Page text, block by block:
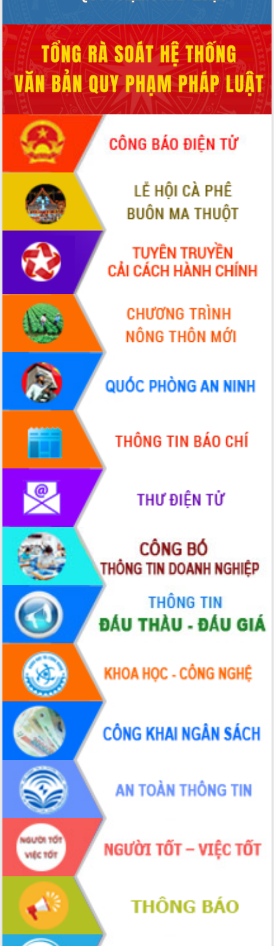
sản sống” trong dòng chảy toàn cầu
Xây dựng nông thôn mới: Nâng cao đời
sống người dân từ những mô hình thiết
thực
Quyết liệt tháo gỡ vướng mắc, đẩy
nhanh tiến độ các dự án trọng điểm
trong Khu kinh tế Nam Phú Yên
Hòn Yến phát triển du lịch gắn với bảo
tồn biển
Lấy ý kiến điều chỉnh Quy hoạch tỉnh
Đắk Lắk thời kỳ 2021-2030, tầm nhìn
Phát động chiến dịch 30 ngày đêm
giải phóng mặt bằng Tuyến đường bộ
ven biển
Đắk Lắk nỗ lực thúc đẩy tăng trưởng
kinh tế từ 10% trở lên trong Quý
II/2026
Đắk Lắk ký kết thỏa thuận hợp tác về
chuyển đổi số giai đoạn 2026 – 2030
với Tập đoàn Bưu chính Viễn thông
Việt Nam
Thứ trưởng Bộ Y tế làm việc với tỉnh
Đắk Lắk về phát triển nhân lực y tế
cho trạm y tế cấp xã
Du lịch Đắk Lắk nâng tầm trải nghiệm
du khách thông qua Hệ thống cơ sở dữ
liệu và Bản đồ số
Tập huấn ứng dụng trí tuệ nhân tạo (AI)
trong thương mại điện tử năm 2026
Đoàn đại biểu Quốc hội tỉnh Đắk Lắk
trao đổi thông tin trước Kỳ họp thứ
nhất, Quốc hội khóa XVI
Quyết liệt cải cách hành chính, khơi
thông nguồn lực phát triển
Nâng cao hiệu lực, hiệu quả HĐND
tỉnh thông qua hiện đại hóa hành chính
Xã Ea Phê gắn cải cách hành chính với
chuyển đổi số
Phó Chủ tịch Thường trực UBND tỉnh
Hồ Thị Nguyên Thảo làm việc tại Trung
tâm Phục vụ hành chính công xã Ea
Xây dựng nền hành chính số đồng
hành cùng nông dân dân, doanh nghiệp
Giai đoạn 2026-2030, Đắk Lắk phấn
đấu có 77% xã đạt chuẩn nông thôn
Chuyển đổi số 'mở đường' cho nông
nghiệp Đắk Lắk tăng trưởng bứt phá
Triển khai đồng bộ đo đạc, lập hồ sơ
địa chính, hoàn thiện cơ sở dữ liệu đất
đai
Ứng dụng sinh trắc học - Bước tiến
trong hành trình chuyển đổi số tại Đắk
Đắk Lắk nâng cao hiệu quả công tác
Đảng từ Sổ tay đảng viên điện tử
Đắk Lắk đẩy mạnh nuôi biển công
nghệ, hướng tới phát triển thủy sản
bền vững
Tập huấn nâng cao năng lực triển khai
chuyển đổi số cho cán bộ, công chức
cấp xã
Đắk Lắk phát động hưởng ứng Ngày
Quyền của người tiêu dùng Việt Nam
2026
Đẩy mạnh cải cách hành chính, quyết
tâm đạt được mục tiêu tăng trưởng